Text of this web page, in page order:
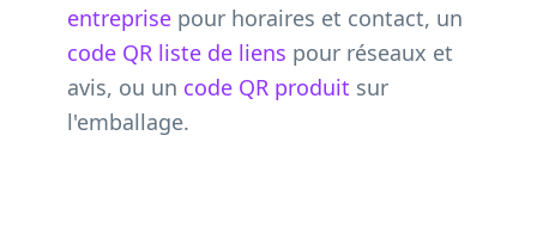
entreprise pour horaires et contact, un
code QR liste de liens pour réseaux et
avis, ou un code QR produit sur
l'emballage.